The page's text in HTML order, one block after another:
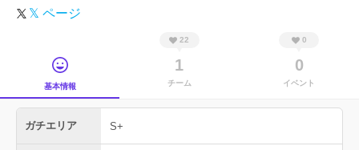
𝕏 ページ
基本情報
22
1
チーム
0
0
イベント
ガチエリア S+